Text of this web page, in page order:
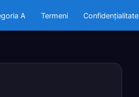
A Termeni Confidențialitate